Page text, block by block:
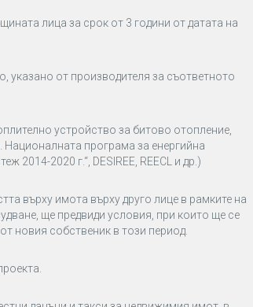
лица за срок от 3 години от датата на
указано от производителя за съответното
устройство за битово отопление,
програма за енергийна
2014-2020 г.“, DESIREE, REECL и др.)
върху имота върху друго лице в рамките на
ще предвиди условия, при които ще се
новия собственик в този период.